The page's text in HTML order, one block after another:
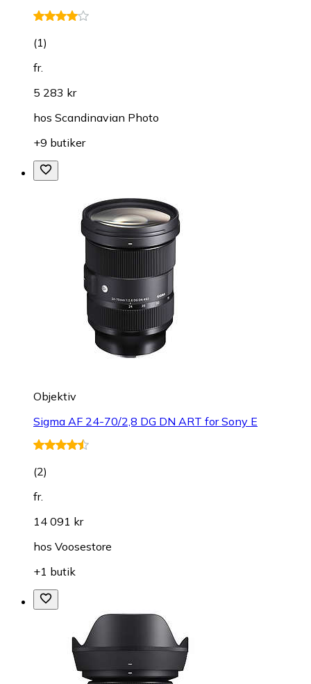
(1)
fr.
5 283 kr
hos Scandinavian Photo
+9 butiker
Objektiv
Sigma AF 24-70/2,8 DG DN ART for Sony E
(2)
fr.
14 091 kr
hos Voosestore
+1 butik